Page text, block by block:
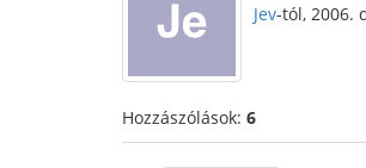
Jev-tól, 2006.
Hozzászólások: 6